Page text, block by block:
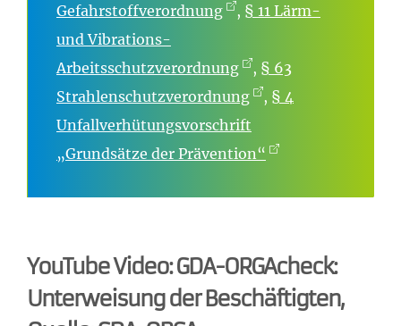
Gefahrstoffverordnung
, § 11 Lärm-
und Vibrations-
Arbeitsschutzverordnung
, § 63
Strahlenschutzverordnung
, § 4
Unfallverhütungsvorschrift
„Grundsätze der Prävention“
YouTube Video: GDA-ORGAcheck:
Unterweisung der Beschäftigten,